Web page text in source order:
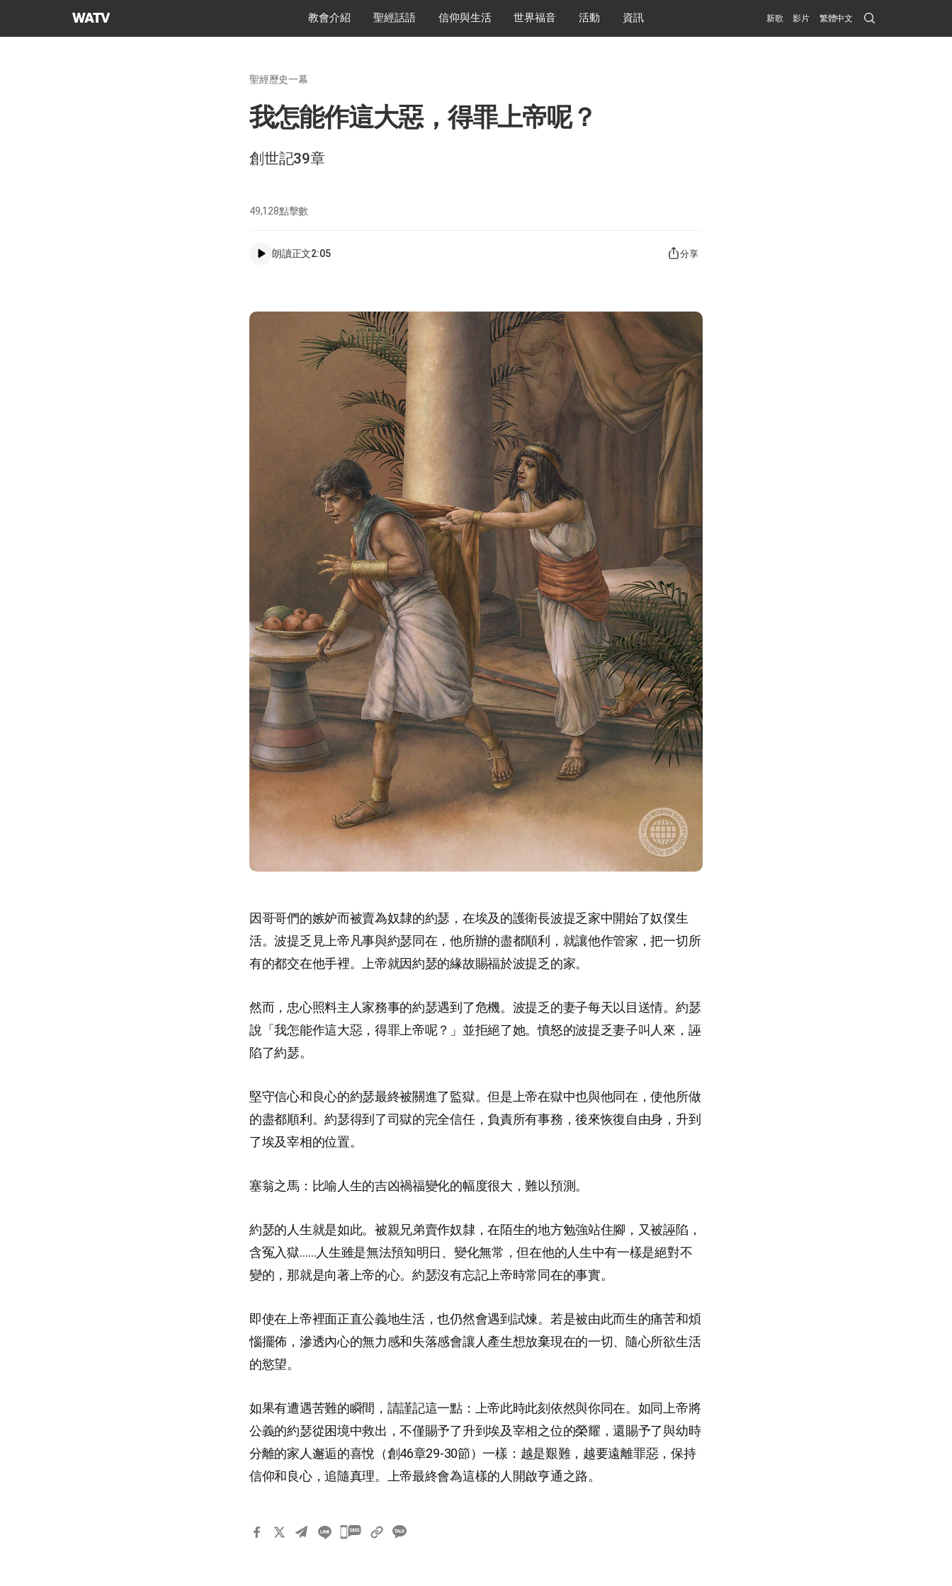
上
教會介紹 聖經話語 信仰與生活 世界福音 活動 資訊 新歌 影片 繁體中文 Search
Submit
聖經歷史一幕
我怎能作這大惡，得罪上帝呢？
創世記39章
49,128點擊數
朗讀正文2:05 分享
因哥哥們的嫉妒而被賣為奴隸的約瑟，在埃及的護衛長波提乏家中開始了奴僕生
活。波提乏見上帝凡事與約瑟同在，他所辦的盡都順利，就讓他作管家，把一切所
有的都交在他手裡。上帝就因約瑟的緣故賜福於波提乏的家。
然而，忠心照料主人家務事的約瑟遇到了危機。波提乏的妻子每天以目送情。約瑟
說「我怎能作這大惡，得罪上帝呢？」並拒絕了她。憤怒的波提乏妻子叫人來，誣
陷了約瑟。
堅守信心和良心的約瑟最終被關進了監獄。但是上帝在獄中也與他同在，使他所做
的盡都順利。約瑟得到了司獄的完全信任，負責所有事務，後來恢復自由身，升到
了埃及宰相的位置。
塞翁之馬：比喻人生的吉凶禍福變化的幅度很大，難以預測。
約瑟的人生就是如此。被親兄弟賣作奴隸，在陌生的地方勉強站住腳，又被誣陷，
含冤入獄……人生雖是無法預知明日、變化無常，但在他的人生中有一樣是絕對不
變的，那就是向著上帝的心。約瑟沒有忘記上帝時常同在的事實。
即使在上帝裡面正直公義地生活，也仍然會遇到試煉。若是被由此而生的痛苦和煩
惱擺佈，滲透內心的無力感和失落感會讓人產生想放棄現在的一切、隨心所欲生活
的慾望。
如果有遭遇苦難的瞬間，請謹記這一點：上帝此時此刻依然與你同在。如同上帝將
公義的約瑟從困境中救出，不僅賜予了升到埃及宰相之位的榮耀，還賜予了與幼時
分離的家人邂逅的喜悅（創46章29-30節）一樣：越是艱難，越要遠離罪惡，保持
信仰和良心，追隨真理。上帝最終會為這樣的人開啟亨通之路。
카